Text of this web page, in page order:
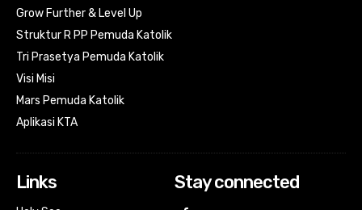
Grow Further & Level Up
Struktur R PP Pemuda Katolik
Tri Prasetya Pemuda Katolik
Visi Misi
Mars Pemuda Katolik
Aplikasi KTA
Links Stay connected